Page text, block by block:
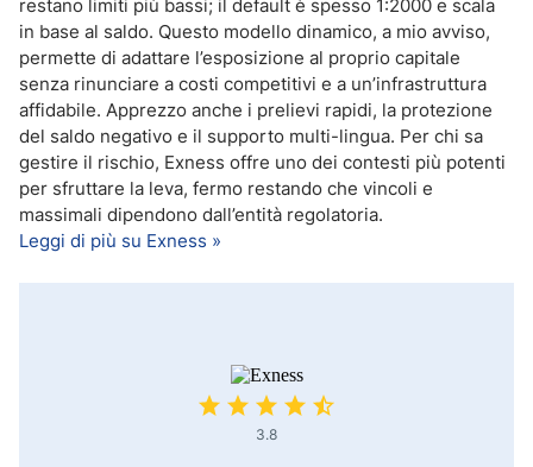
restano limiti più bassi; il default è spesso 1:2000 e scala
in base al saldo. Questo modello dinamico, a mio avviso,
permette di adattare l’esposizione al proprio capitale
senza rinunciare a costi competitivi e a un’infrastruttura
affidabile. Apprezzo anche i prelievi rapidi, la protezione
del saldo negativo e il supporto multi-lingua. Per chi sa
gestire il rischio, Exness offre uno dei contesti più potenti
per sfruttare la leva, fermo restando che vincoli e
massimali dipendono dall’entità regolatoria.
Leggi di più su Exness »
3.8